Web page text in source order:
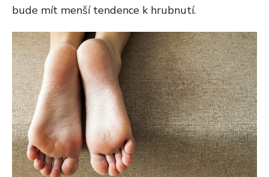
bude mít menší tendence k hrubnutí.